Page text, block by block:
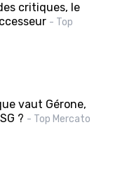
critiques, le
- Top
vaut Gérone,
? - Top Mercato